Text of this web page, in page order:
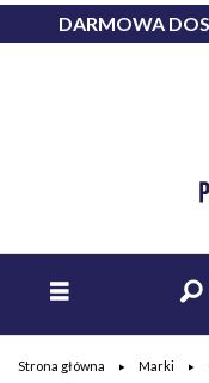
DARMOWA
Strona główna Marki